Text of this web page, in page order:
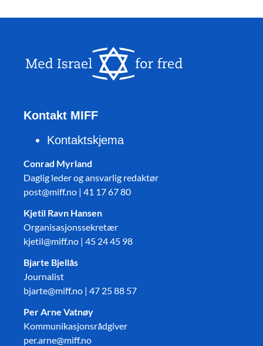
Kontakt MIFF
Kontaktskjema
Conrad Myrland
Daglig leder og ansvarlig redaktør
post@miff.no | 41 17 67 80
Kjetil Ravn Hansen
Organisasjonssekretær
kjetil@miff.no | 45 24 45 98
Bjarte Bjellås
Journalist
bjarte@miff.no | 47 25 88 57
Per Arne Vatnøy
Kommunikasjonsrådgiver
per.arne@miff.no